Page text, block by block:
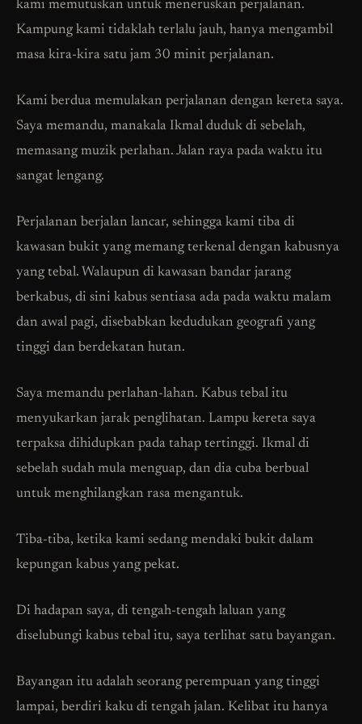
kami memutuskan untuk meneruskan perjalanan.
Kampung kami tidaklah terlalu jauh, hanya mengambil
masa kira-kira satu jam 30 minit perjalanan.
Kami berdua memulakan perjalanan dengan kereta saya.
Saya memandu, manakala Ikmal duduk di sebelah,
memasang muzik perlahan. Jalan raya pada waktu itu
sangat lengang.
Perjalanan berjalan lancar, sehingga kami tiba di
kawasan bukit yang memang terkenal dengan kabusnya
yang tebal. Walaupun di kawasan bandar jarang
berkabus, di sini kabus sentiasa ada pada waktu malam
dan awal pagi, disebabkan kedudukan geografi yang
tinggi dan berdekatan hutan.
Saya memandu perlahan-lahan. Kabus tebal itu
menyukarkan jarak penglihatan. Lampu kereta saya
terpaksa dihidupkan pada tahap tertinggi. Ikmal di
sebelah sudah mula menguap, dan dia cuba berbual
untuk menghilangkan rasa mengantuk.
Tiba-tiba, ketika kami sedang mendaki bukit dalam
kepungan kabus yang pekat.
Di hadapan saya, di tengah-tengah laluan yang
diselubungi kabus tebal itu, saya terlihat satu bayangan.
Bayangan itu adalah seorang perempuan yang tinggi
lampai, berdiri kaku di tengah jalan. Kelibat itu hanya